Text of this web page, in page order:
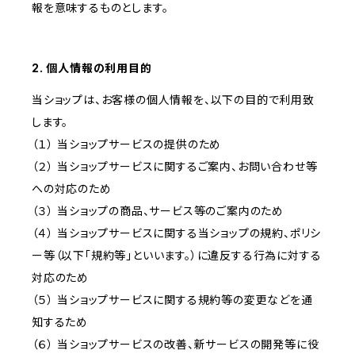
報を意味するものとします。
2. 個人情報の利用目的
当ショップは、お客様の個人情報を、以下の目的で利用致
します。
（１） 当ショップサービスの提供のため
（２） 当ショップサービスに関するご案内、お問い合わせ等
への対応のため
（３） 当ショップの商品、サービス等のご案内のため
（４） 当ショップサービスに関する当ショップの規約、ポリシ
ー等（以下「規約等」といいます。）に違反する行為に対する
対応のため
（５） 当ショップサービスに関する規約等の変更などを通
知するため
（６） 当ショップサービスの改善、新サービスの開発等に役